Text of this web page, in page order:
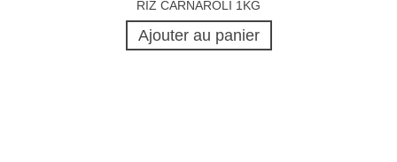
RIZ CARNAROLI 1KG
Ajouter au panier